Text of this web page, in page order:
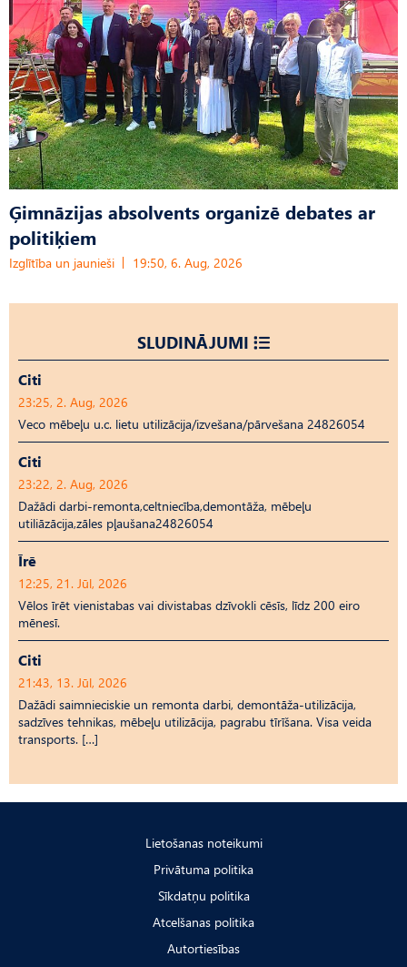
Ģimnāzijas absolvents organizē debates ar
politiķiem
Izglītība un jaunieši 19:50, 6. Aug, 2026
SLUDINĀJUMI
Citi
23:25, 2. Aug, 2026
Veco mēbeļu u.c. lietu utilizācija/izvešana/pārvešana 24826054
Citi
23:22, 2. Aug, 2026
Dažādi darbi-remonta,celtniecība,demontāža, mēbeļu
utiliāzācija,zāles pļaušana24826054
Īrē
12:25, 21. Jūl, 2026
Vēlos īrēt vienistabas vai divistabas dzīvokli cēsīs, līdz 200 eiro
mēnesī.
Citi
21:43, 13. Jūl, 2026
Dažādi saimnieciskie un remonta darbi, demontāža-utilizācija,
sadzīves tehnikas, mēbeļu utilizācija, pagrabu tīrīšana. Visa veida
transports. […]
Lietošanas noteikumi
Privātuma politika
Sīkdatņu politika
Atcelšanas politika
Autortiesības